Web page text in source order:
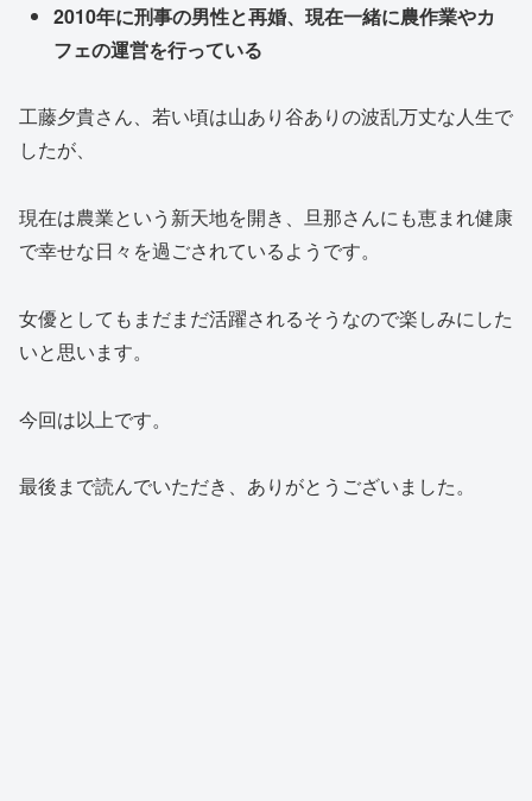
2010年に刑事の男性と再婚、現在一緒に農作業やカ
フェの運営を行っている
工藤夕貴さん、若い頃は山あり谷ありの波乱万丈な人生で
したが、
現在は農業という新天地を開き、旦那さんにも恵まれ健康
で幸せな日々を過ごされているようです。
女優としてもまだまだ活躍されるそうなので楽しみにした
いと思います。
今回は以上です。
最後まで読んでいただき、ありがとうございました。